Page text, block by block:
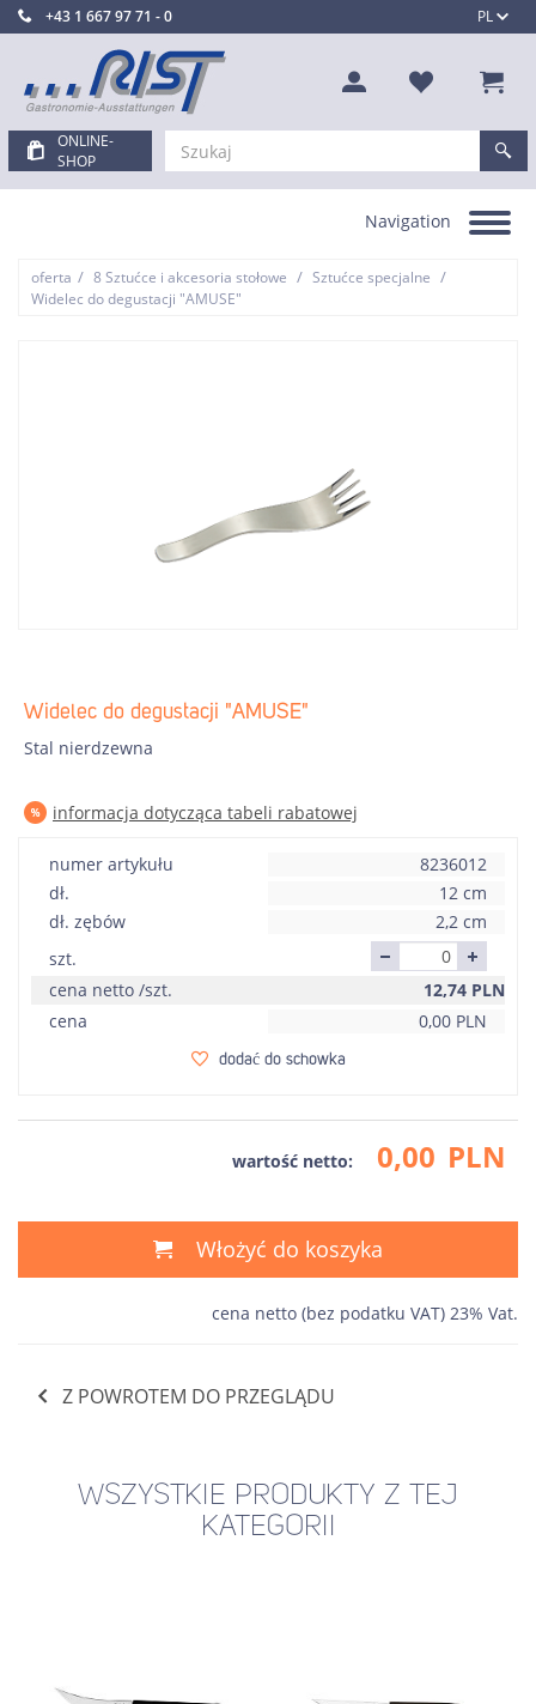
PL
+43 1 667 97 71 - 0
ONLINE-
SHOP
Toggle
Navigation
oferta / 8 Sztućce i akcesoria stołowe / Sztućce specjalne /
Widelec do degustacji "AMUSE"
Widelec do degustacji "AMUSE"
Stal nierdzewna
informacja dotycząca tabeli rabatowej
numer artykułu
8236012
dł.
12 cm
dł. zębów
2,2 cm
szt.
cena netto /szt.
12,74 PLN
cena
0,00 PLN
dodać do schowka
wartość netto: 0,00 PLN
Włożyć do koszyka
cena netto (bez podatku VAT) 23% Vat.
Z POWROTEM DO PRZEGLĄDU
WSZYSTKIE PRODUKTY Z TEJ
KATEGORII